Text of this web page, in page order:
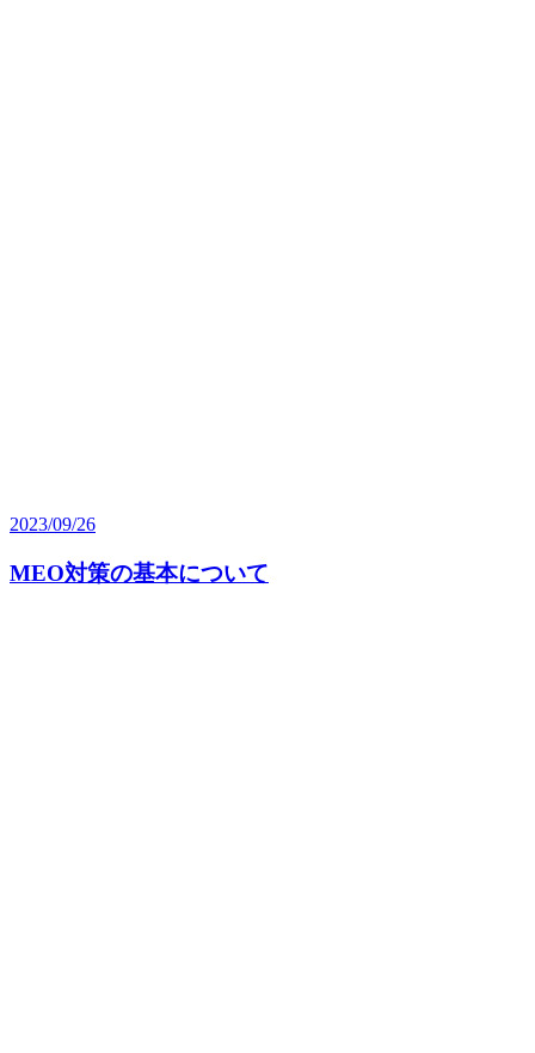
2023/09/26
MEO対策の基本について